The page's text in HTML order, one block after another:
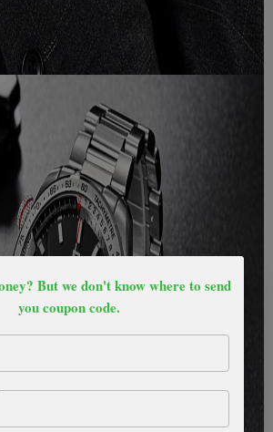
But we don't know where to send
you coupon code.